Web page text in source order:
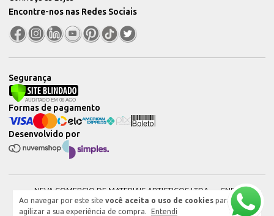
Ao navegar por este site você aceita o uso de cookies para
agilizar a sua experiência de compra.
Entendi
Encontre-nos nas Redes Sociais
Segurança
Desenvolvido por
Formas de pagamento
NEVA COMERCIO DE MATERIAIS ARTISTICOS LTDA — CNPJ:
51604544000101 © 2026. Todos os direitos reservados.